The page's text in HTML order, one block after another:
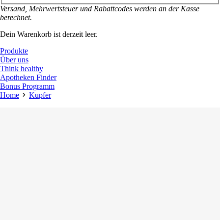
Versand, Mehrwertsteuer und Rabattcodes werden an der Kasse
berechnet.
Dein Warenkorb ist derzeit leer.
Produkte
Über uns
Think healthy
Apotheken Finder
Bonus Programm
Home
Kupfer